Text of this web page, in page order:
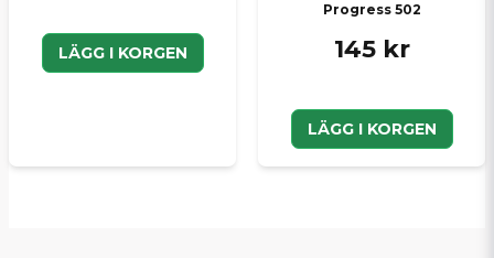
LÄGG I KORGEN
Progress 502
145 kr
LÄGG I KORGEN